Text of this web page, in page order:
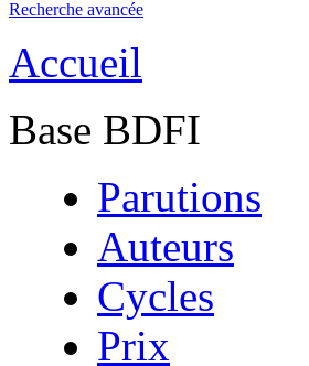
Recherche avancée
Accueil
Base BDFI
Parutions
Auteurs
Cycles
Prix